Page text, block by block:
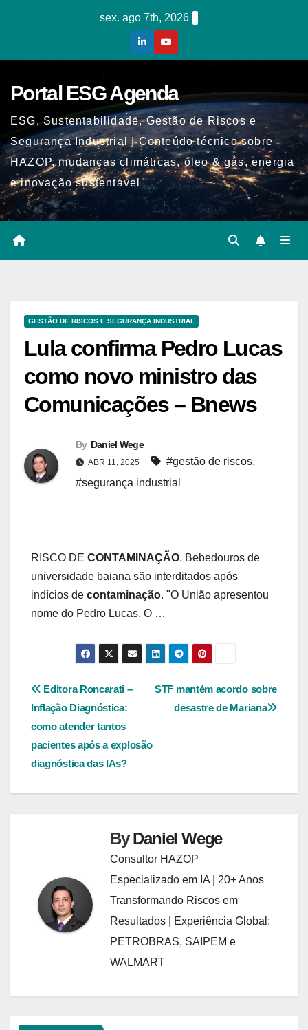
sex. ago 7th, 2026
Portal ESG Agenda
ESG, Sustentabilidade, Gestão de Riscos e
Segurança Industrial | Conteúdo técnico sobre
HAZOP, mudanças climáticas, óleo & gás, energia
e inovação sustentável
GESTÃO DE RISCOS E SEGURANÇA INDUSTRIAL
Lula confirma Pedro Lucas
como novo ministro das
Comunicações – Bnews
By Daniel Wege
ABR 11, 2025 #gestão de riscos,
#segurança industrial
RISCO DE CONTAMINAÇÃO. Bebedouros de
universidade baiana são interditados após
indícios de contaminação. "O União apresentou
nome do Pedro Lucas. O …
Navegação
de
Post
STF mantém acordo sobre
desastre de Mariana
Editora Roncarati –
Inflação Diagnóstica:
como atender tantos
pacientes após a explosão
diagnóstica das IAs?
ByDaniel Wege
Consultor HAZOP
Especializado em IA | 20+ Anos
Transformando Riscos em
Resultados | Experiência Global:
PETROBRAS, SAIPEM e
WALMART